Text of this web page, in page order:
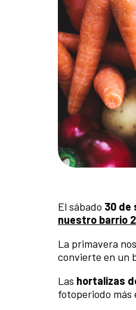
El sábado 30 de
nuestro barrio
La primavera
convierte en un
Las hortalizas
fotoperiodo más